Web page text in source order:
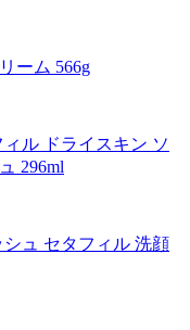
ーム 566g
ル ドライスキン ソ
296ml
ュ セタフィル 洗顔